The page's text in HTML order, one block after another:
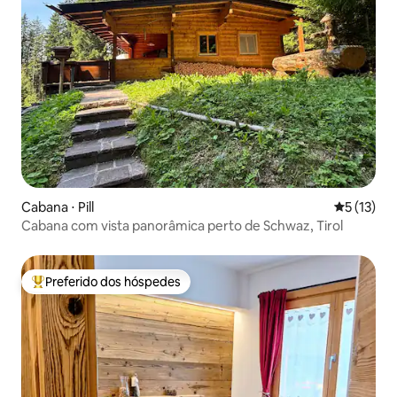
Cabana ⋅ Pill 5 de uma
5 (13)
Cabana com vista panorâmica perto de Schwaz, Tirol
Entre os melhores preferidos dos hóspedes
Preferido dos hóspedes